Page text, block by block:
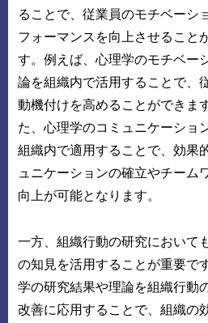
ることで、従業員のモチベーシ
フォーマンスを向上させること
す。例えば、心理学のモチベー
論を組織内で活用することで、
動機付けを高めることができま
た、心理学のコミュニケーショ
組織内で適用することで、効果
ュニケーションの確立やチーム
向上が可能となります。
一方、組織行動の研究において
の知見を活用することが重要で
学の研究結果や理論を組織行動
改善に応用することで、組織の